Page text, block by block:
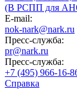
(В РСПП для
E-mail:
nok-nark@nark.ru
Пресс-служба:
pr@nark.ru
Пресс-служба:
+7 (495) 966-16-
Справка